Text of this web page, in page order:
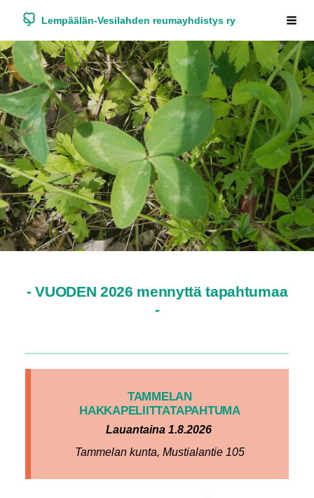
Siirry
sivun
sisältöön
Lempäälän-Vesilahden reumayhdistys ry
- VUODEN 2026 mennyttä tapahtumaa
-
TAMMELAN
HAKKAPELIITTATAPAHTUMA
Lauantaina 1.8.2026
Tammelan kunta, Mustialantie 105